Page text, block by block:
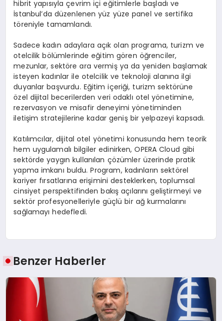
hibrit yapısıyla çevrim içi eğitimlerle başladı ve
İstanbul’da düzenlenen yüz yüze panel ve sertifika
töreniyle tamamlandı.
Sadece kadın adaylara açık olan programa, turizm ve
otelcilik bölümlerinde eğitim gören öğrenciler,
mezunlar, sektöre ara vermiş ya da yeniden başlamak
isteyen kadınlar ile otelcilik ve teknoloji alanına ilgi
duyanlar başvurdu. Eğitim içeriği, turizm sektörüne
özel dijital becerilerden veri odaklı otel yönetimine,
rezervasyon ve misafir deneyimi yönetiminden
iletişim stratejilerine kadar geniş bir yelpazeyi kapsadı.
Katılımcılar, dijital otel yönetimi konusunda hem teorik
hem uygulamalı bilgiler edinirken, OPERA Cloud gibi
sektörde yaygın kullanılan çözümler üzerinde pratik
yapma imkanı buldu. Program, kadınların sektörel
kariyer fırsatlarına erişimini desteklerken, toplumsal
cinsiyet perspektifinden bakış açılarını geliştirmeyi ve
sektör profesyonelleriyle güçlü bir ağ kurmalarını
sağlamayı hedefledi.
Benzer Haberler